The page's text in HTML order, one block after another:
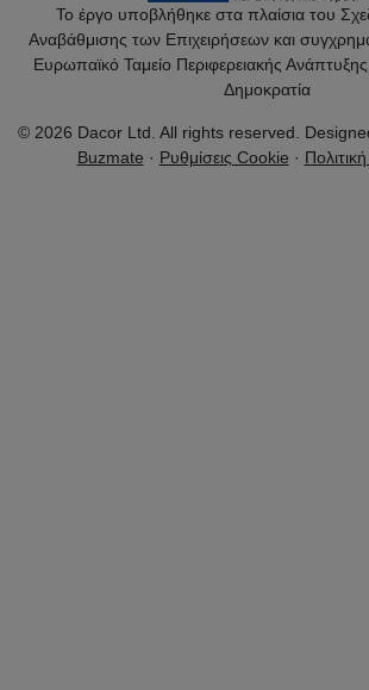
Το έργο υποβλήθηκε στα πλαίσια του
Αναβάθμισης των Επιχειρήσεων και
Ευρωπαϊκό Ταμείο Περιφερειακής
Δημοκρατία
© 2026 Dacor Ltd. All rights reserved.
Buzmate · Ρυθμίσεις Cookie ·